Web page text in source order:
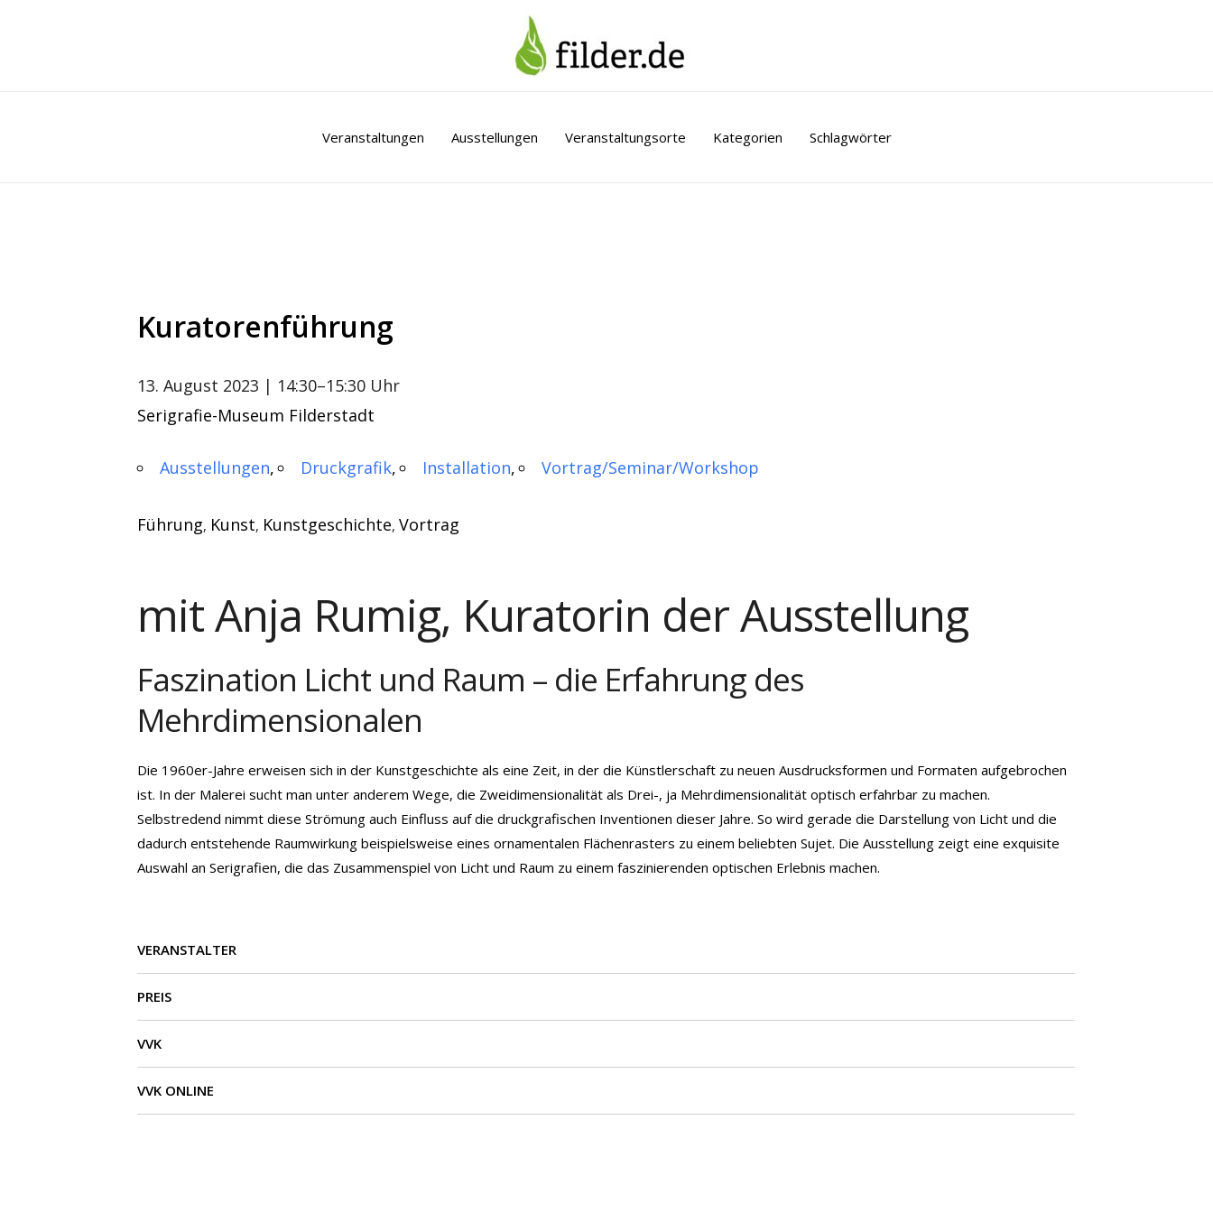
Veranstaltungen Ausstellungen Veranstaltungsorte Kategorien Schlagwörter
Kuratorenführung
13. August 2023 | 14:30–15:30 Uhr
Serigrafie-Museum Filderstadt
Ausstellungen Druckgrafik Installation Vortrag/Seminar/Workshop
Führung, Kunst, Kunstgeschichte,Vortrag
mit Anja Rumig, Kuratorin der Ausstellung
Faszination Licht und Raum – die Erfahrung des
Mehrdimensionalen
Die 1960er-Jahre erweisen sich in der Kunstgeschichte als eine Zeit, in der die Künstlerschaft zu neuen Ausdrucksformen und Formaten aufgebrochen
ist. In der Malerei sucht man unter anderem Wege, die Zweidimensionalität als Drei-, ja Mehrdimensionalität optisch erfahrbar zu machen.
Selbstredend nimmt diese Strömung auch Einfluss auf die druckgrafischen Inventionen dieser Jahre. So wird gerade die Darstellung von Licht und die
dadurch entstehende Raumwirkung beispielsweise eines ornamentalen Flächenrasters zu einem beliebten Sujet. Die Ausstellung zeigt eine exquisite
Auswahl an Serigrafien, die das Zusammenspiel von Licht und Raum zu einem faszinierenden optischen Erlebnis machen.
VERANSTALTER
PREIS
VVK
VVK ONLINE